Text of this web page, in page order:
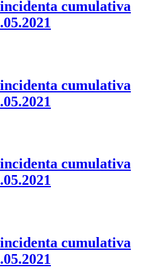
cumulativa
cumulativa
cumulativa
cumulativa